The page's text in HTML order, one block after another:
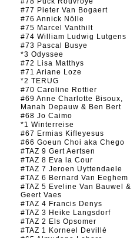
#77 Pieter Van Bogaert
#76 Annick Nölle
#75 Marcel Vanthilt
#74 William Ludwig Lutgens
#73 Pascal Busye
*3 Odyssee
#72 Lisa Matthys
#71 Ariane Loze
*2 TERUG
#70 Caroline Rottier
#69 Anne Charlotte Bisoux,
Manah Depauw & Ben Bert
#68 Jo Caimo
*1 Winterreise
#67 Ermias Kifleyesus
#66 Goeun Choi aka Chego
#TAZ 9 Gert Aertsen
#TAZ 8 Eva la Cour
#TAZ 7 Jeroen Uyttendaele
#TAZ 6 Bernard Van Eeghem
#TAZ 5 Eveline Van Bauwel &
Geert Vaes
#TAZ 4 Francis Denys
#TAZ 3 Heike Langsdorf
#TAZ 2 Els Opsomer
#TAZ 1 Korneel Devillé